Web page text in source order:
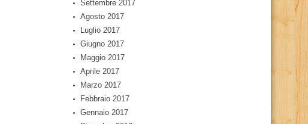
Settembre 2017
Agosto 2017
Luglio 2017
Giugno 2017
Maggio 2017
Aprile 2017
Marzo 2017
Febbraio 2017
Gennaio 2017